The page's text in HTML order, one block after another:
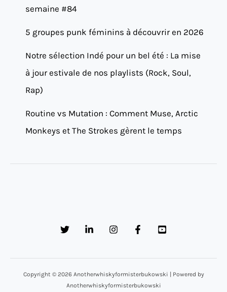
semaine #84
5 groupes punk féminins à découvrir en 2026
Notre sélection Indé pour un bel été : La mise
à jour estivale de nos playlists (Rock, Soul,
Rap)
Routine vs Mutation : Comment Muse, Arctic
Monkeys et The Strokes gèrent le temps
Copyright © 2026 Anotherwhiskyformisterbukowski | Powered by
Anotherwhiskyformisterbukowski